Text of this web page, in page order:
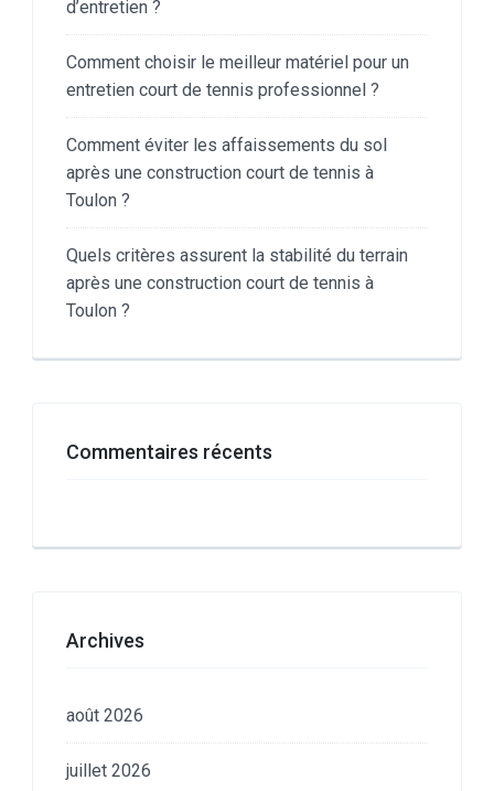
d’entretien ?
Comment choisir le meilleur matériel pour un
entretien court de tennis professionnel ?
Comment éviter les affaissements du sol
après une construction court de tennis à
Toulon ?
Quels critères assurent la stabilité du terrain
après une construction court de tennis à
Toulon ?
Commentaires récents
Archives
août 2026
juillet 2026